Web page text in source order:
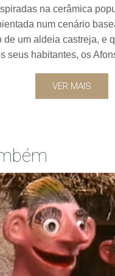
na cerâmica
num cenário
de um aldeia castreja, e
seus habitantes, os
VER MAIS